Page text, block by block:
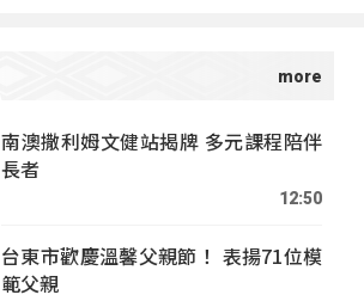
南澳撒利姆文健站揭牌 多元課程陪伴
長者
12:50
台東市歡慶溫馨父親節！ 表揚71位模
範父親